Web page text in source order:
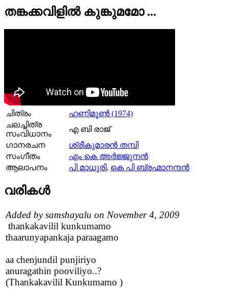
തങ്കക്കവിളിൽ കുങ്കുമമോ ...
ചിത്രം
ഹണിമൂണ്‍ (1974)
ചലച്ചിത്ര
സംവിധാനം
എ ബി രാജ്
ഗാനരചന
ശ്രീകുമാരന്‍ തമ്പി
സംഗീതം
എം കെ അര്‍ജ്ജുനന്‍
ആലാപനം
പി മാധുരി, കെ പി ബ്രഹ്മാനന്ദൻ
വരികള്‍
Added by samshayalu on November 4, 2009
thankakavilil kunkumamo
thaarunyapankaja paraagamo
aa chenjundil punjiriyo
anuragathin pooviliyo..?
(Thankakavilil Kunkumamo )